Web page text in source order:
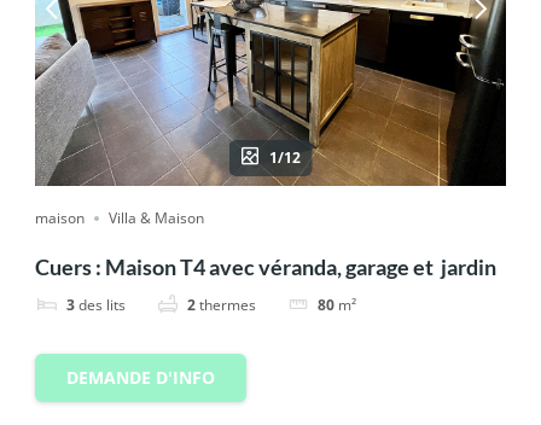
1/12
maison Villa & Maison
Cuers : Maison T4 avec véranda, garage et jardin
3des lits 2thermes 80 m²
DEMANDE D'INFO